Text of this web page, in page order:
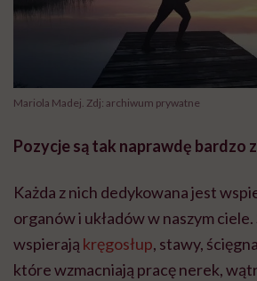
Mariola Madej. Zdj: archiwum prywatne
Pozycje są tak naprawdę bardzo
Każda z nich dedykowana jest
organów i układów w naszym
wspierają kręgosłup, stawy,
które wzmacniają pracę nerek,